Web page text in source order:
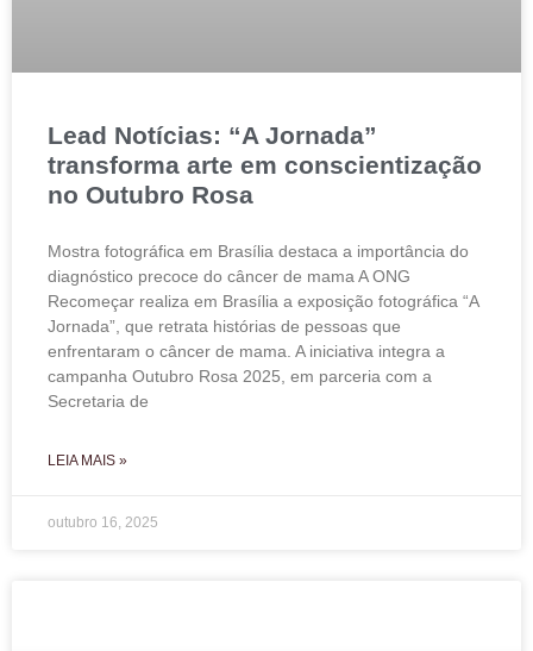
Lead Notícias: “A Jornada”
transforma arte em conscientização
no Outubro Rosa
Mostra fotográfica em Brasília destaca a importância do
diagnóstico precoce do câncer de mama A ONG
Recomeçar realiza em Brasília a exposição fotográfica “A
Jornada”, que retrata histórias de pessoas que
enfrentaram o câncer de mama. A iniciativa integra a
campanha Outubro Rosa 2025, em parceria com a
Secretaria de
LEIA MAIS »
outubro 16, 2025